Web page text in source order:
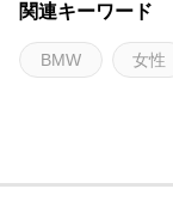
関連キーワード
BMW 女性